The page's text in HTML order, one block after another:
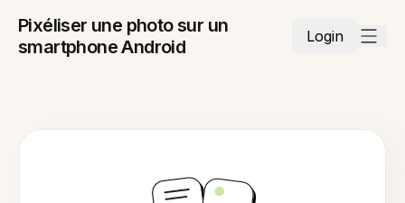
Pixéliser une photo sur un
smartphone Android
Login